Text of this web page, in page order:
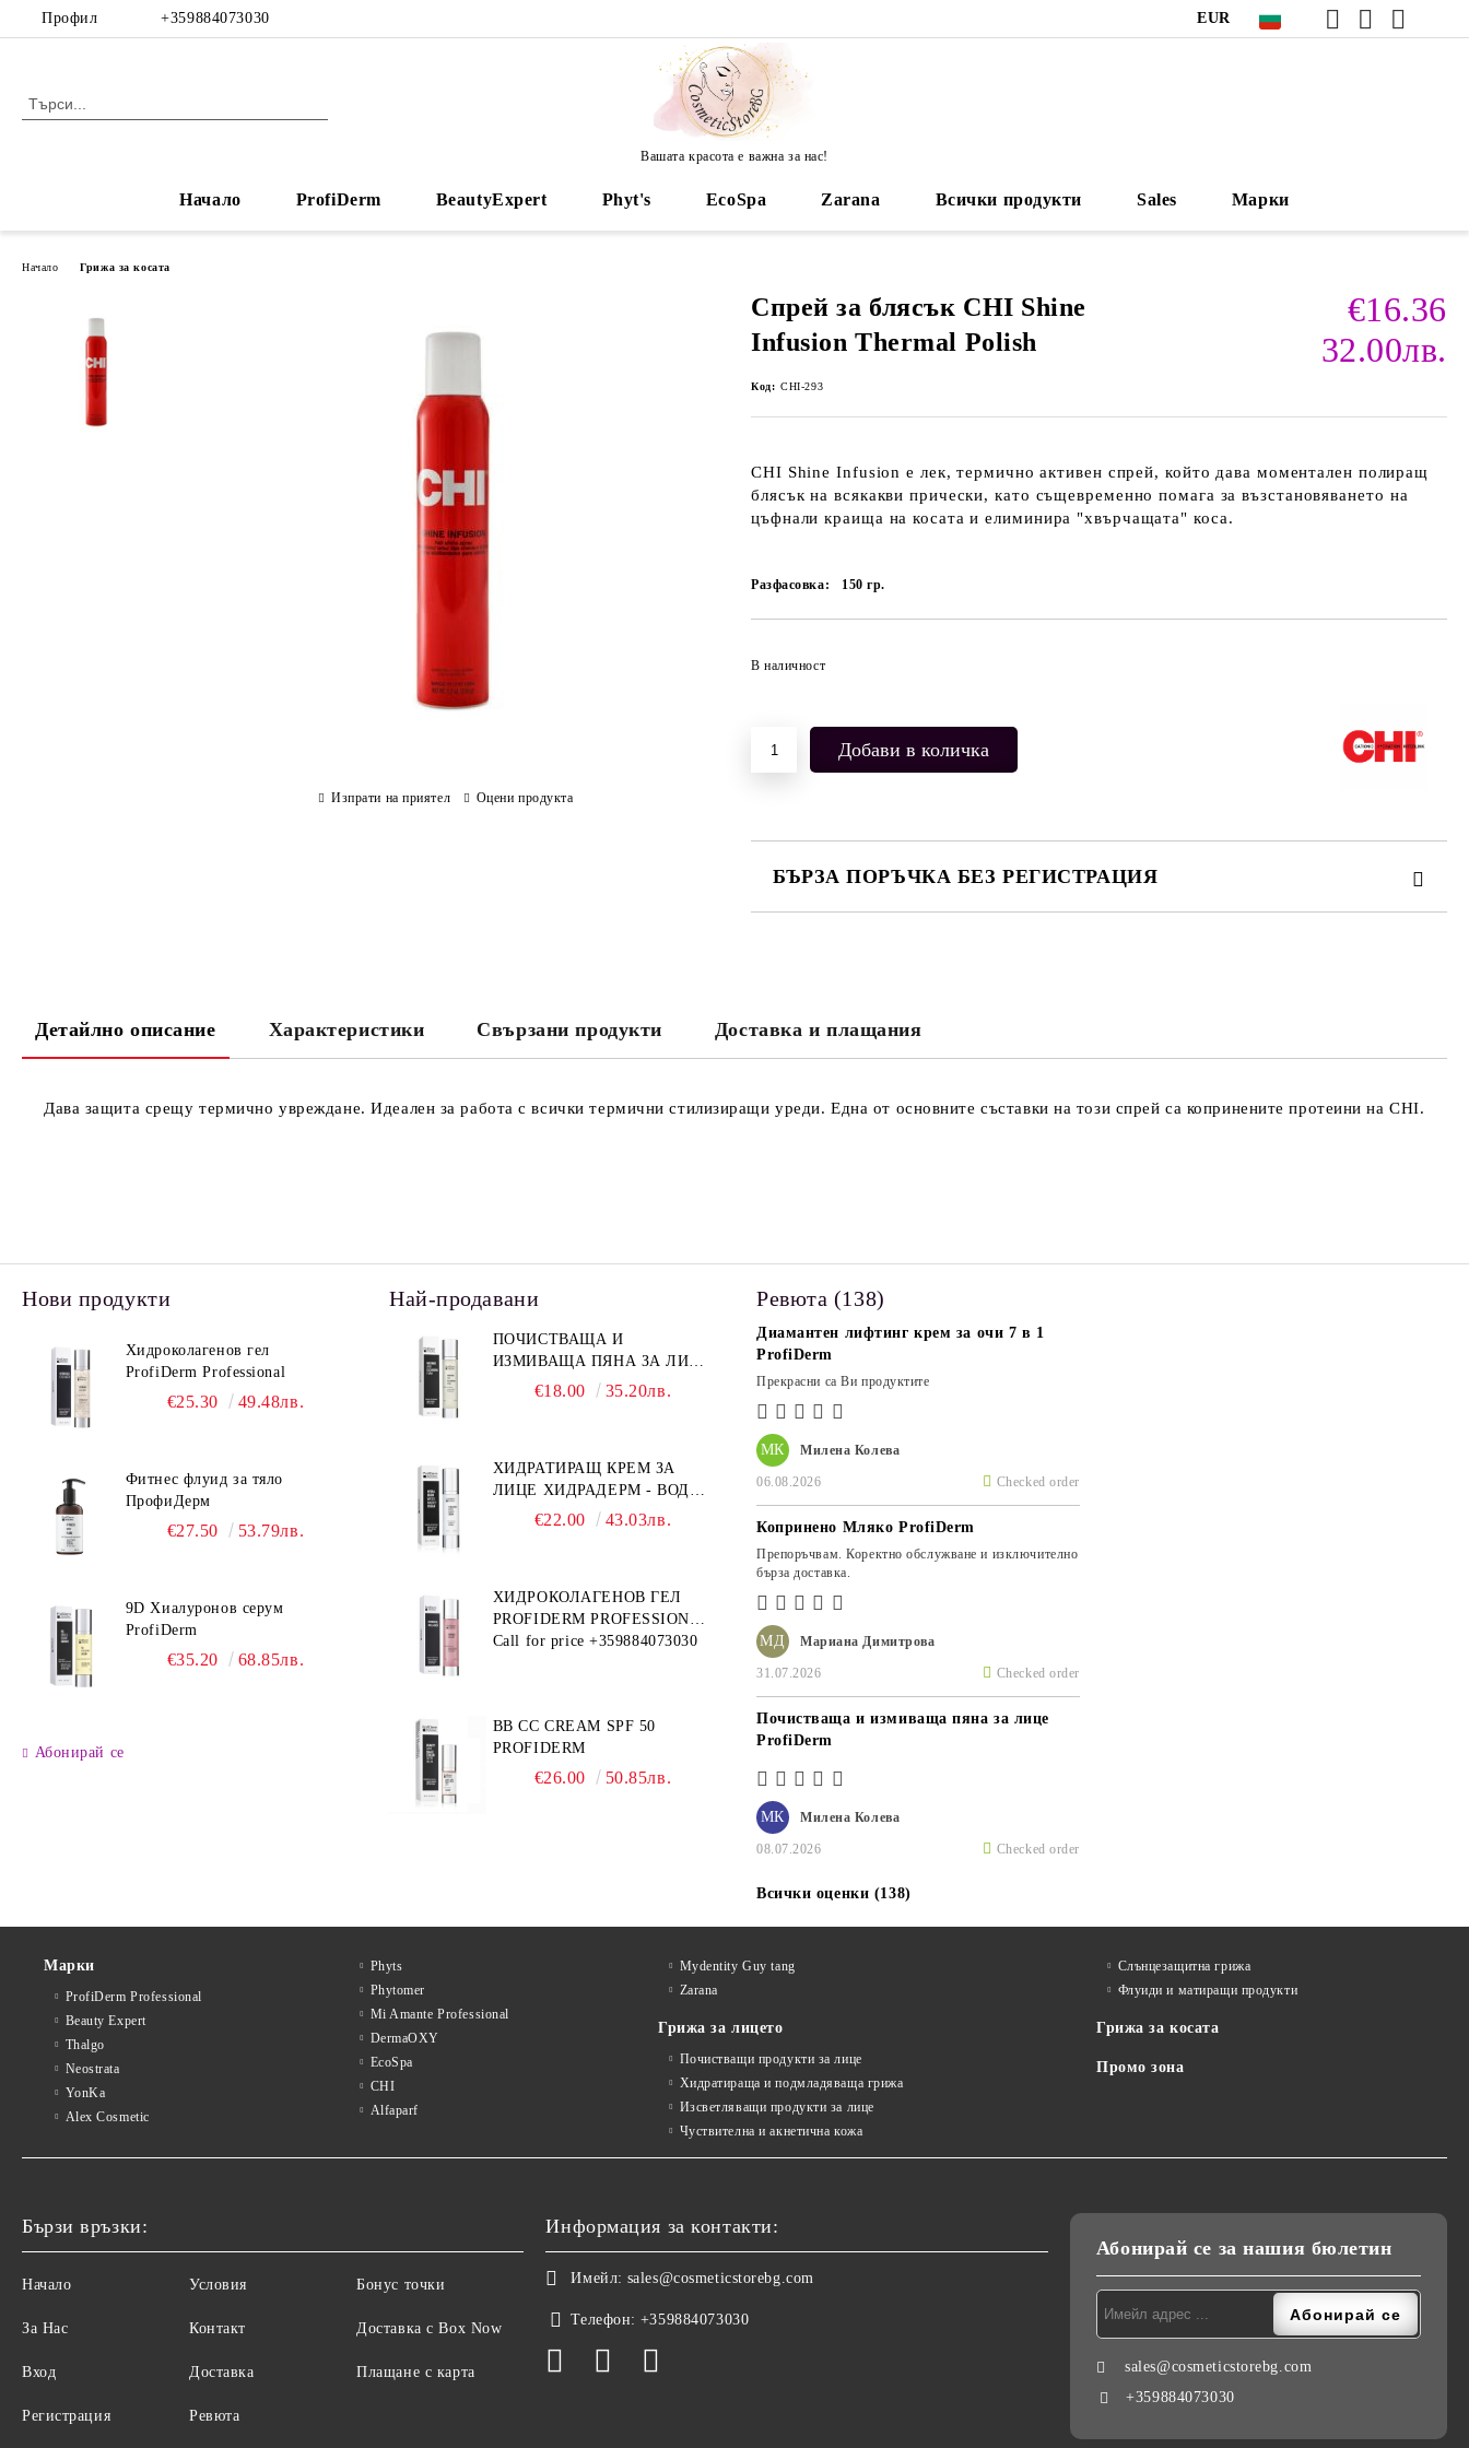
Профил +359884073030 EUR
Вашата красота е важна за нас!
Начало ProfiDerm BeautyExpert Phyt's EcoSpa Zarana Всички продукти Sales Марки
Начало Грижа за косата
Спрей за блясък CHI Shine
Infusion Thermal Polish
€16.36
32.00лв.
Код: CHI-293
CHI Shine Infusion е лек, термично активен спрей, който дава моментален полиращ
блясък на всякакви прически, като същевременно помага за възстановяването на
цъфнали краища на косата и елиминира "хвърчащата" коса.
Разфасовка: 150гр.
В наличност
БЪРЗА ПОРЪЧКА БЕЗ РЕГИСТРАЦИЯ
Изпрати на приятел Оцени продукта
Детайлно описание Характеристики Свързани продукти Доставка и плащания
Дава защита срещу термично увреждане. Идеален за работа с всички термични стилизиращи уреди. Една от основните съставки на този спрей са копринените протеини на CHI.
Нови продукти
Хидроколагенов гел
ProfiDerm Professional
€25.30 49.48лв.
Фитнес флуид за тяло
ПрофиДерм
€27.50 53.79лв.
9D Хиалуронов серум
ProfiDerm
€35.20 68.85лв.
Абонирай се
Най-продавани
ПОЧИСТВАЩА И
ИЗМИВАЩА ПЯНА ЗА ЛИЦЕ
PROFIDERM
€18.00 35.20лв.
ХИДРАТИРАЩ КРЕМ ЗА
ЛИЦЕ ХИДРАДЕРМ - ВОДЕН
МАГНИТ PROFIDERM
€22.00 43.03лв.
ХИДРОКОЛАГЕНОВ ГЕЛ
PROFIDERM PROFESSIONAL
– ПРОДУКТ ЗА ДЪЛБОКА
Call for price +359884073030
BB CC CREAM SPF 50
PROFIDERM
€26.00 50.85лв.
Ревюта (138)
МК Милена Колева
06.08.2026 Checked order
Диамантен лифтинг крем за очи 7 в 1
ProfiDerm
Прекрасни са Ви продуктите
МД Мариана Димитрова
31.07.2026 Checked order
Копринено Мляко ProfiDerm
Препоръчвам. Коректно обслужване и изключително
бърза доставка.
МК Милена Колева
08.07.2026 Checked order
Почистваща и измиваща пяна за лице
ProfiDerm
Всички оценки (138)
Марки
ProfiDerm Professional
Beauty Expert
Thalgo
Neostrata
YonKa
Alex Cosmetic
Phyts
Phytomer
Mi Amante Professional
DermaOXY
EcoSpa
CHI
Alfaparf
Mydentity Guy tang
Zarana
Грижа за лицето
Почистващи продукти за лице
Хидратираща и подмладяваща грижа
Изсветляващи продукти за лице
Чуствителна и акнетична кожа
Слънцезащитна грижа
Флуиди и матиращи продукти
Грижа за косата
Промо зона
Бързи връзки:
Начало
За Нас
Вход
Регистрация
Условия
Контакт
Доставка
Ревюта
Бонус точки
Доставка с Box Now
Плащане с карта
Информация за контакти:
Имейл: sales@cosmeticstorebg.com
Телефон: +359884073030
Абонирай се за нашия бюлетин
sales@cosmeticstorebg.com
+359884073030